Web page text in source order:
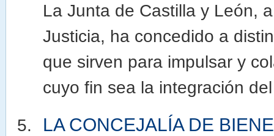
La Junta de Castilla y León,
Justicia, ha concedido a
que sirven para impulsar y
cuyo fin sea la integración
LA CONCEJALÍA DE